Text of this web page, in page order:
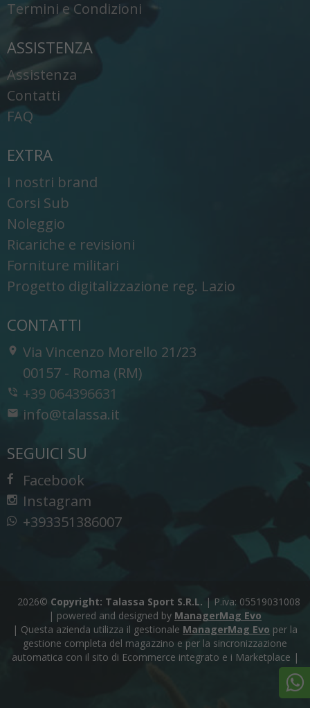
Termini e Condizioni
ASSISTENZA
Assistenza
Contatti
FAQ
EXTRA
I nostri brand
Corsi Sub
Noleggio
Ricariche e revisioni
Forniture militari
Progetto digitalizzazione reg. Lazio
CONTATTI
Via Vincenzo Morello 21/23
-
00157 - Roma (RM)
+39 064396631
info@talassa.it
SEGUICI SU
Facebook
Instagram
+393351386007
2026© Copyright: Talassa Sport S.R.L. | P.iva: 05519031008
| powered and designed by ManagerMag Evo
| Questa azienda utilizza il gestionale ManagerMag Evo per la
gestione completa del magazzino e per la sincronizzazione
automatica con il sito di Ecommerce integrato e i Marketplace |